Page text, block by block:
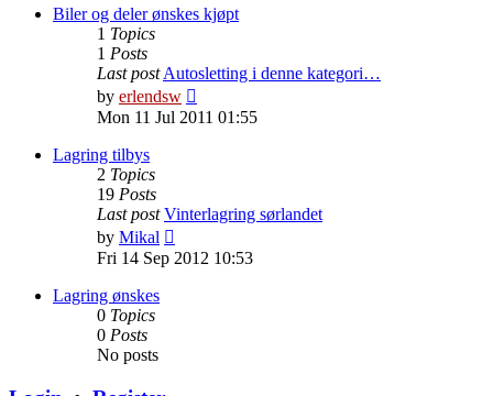
post
Biler og deler ønskes kjøpt
1 Topics
1 Posts
Last postAutosletting i denne kategori…
by erlendsw
the
Mon 11 Jul 2011 01:55
Lagring tilbys
2 Topics
19 Posts
Last post Vinterlagring sørlandet
by Mikal
the
Fri 14 Sep 2012 10:53
Lagring ønskes
0 Topics
0 Posts
No posts